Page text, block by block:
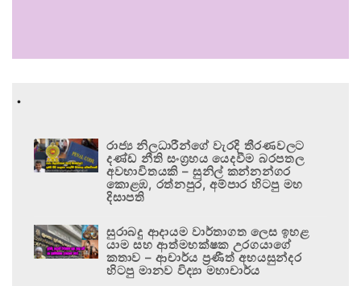
.
රාජ්‍ය නිලධාරීන්ගේ වැරදි තීරණවලට
දණ්ඩ නීති සංග්‍රහය යෙදවීම බරපතල
අවභාවිතයකි – සුනිල් කන්නන්ගර
කොළඹ, රත්නපුර, අම්පාර හිටපු මහ
දිසාපති
සුරාබදු ආදායම වාර්තාගත ලෙස ඉහළ
යාම සහ ආත්මභක්ෂක උරගයාගේ
කතාව – ආචාර්ය ප්‍රණීත් අභයසුන්දර
හිටපු මානව විද්‍යා මහාචාර්ය